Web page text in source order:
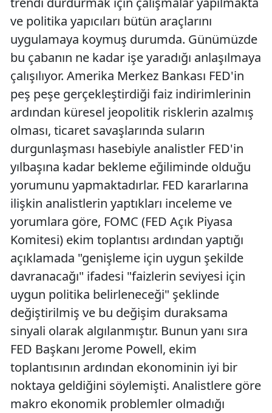
ve politika yapıcıları bütün araçlarını
uygulamaya koymuş durumda. Günümüzde
bu çabanın ne kadar işe yaradığı anlaşılmaya
çalışılıyor. Amerika Merkez Bankası FED'in
peş peşe gerçekleştirdiği faiz indirimlerinin
ardından küresel jeopolitik risklerin azalmış
olması, ticaret savaşlarında suların
durgunlaşması hasebiyle analistler FED'in
yılbaşına kadar bekleme eğiliminde olduğu
yorumunu yapmaktadırlar. FED kararlarına
ilişkin analistlerin yaptıkları inceleme ve
yorumlara göre, FOMC (FED Açık Piyasa
Komitesi) ekim toplantısı ardından yaptığı
açıklamada "genişleme için uygun şekilde
davranacağı" ifadesi "faizlerin seviyesi için
uygun politika belirleneceği" şeklinde
değiştirilmiş ve bu değişim duraksama
sinyali olarak algılanmıştır. Bunun yanı sıra
FED Başkanı Jerome Powell, ekim
toplantısının ardından ekonominin iyi bir
noktaya geldiğini söylemişti. Analistlere göre
makro ekonomik problemler olmadığı